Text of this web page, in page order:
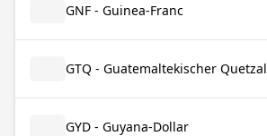
GNF - Guinea-Franc
GTQ - Guatemaltekischer Quetzal
GYD - Guyana-Dollar